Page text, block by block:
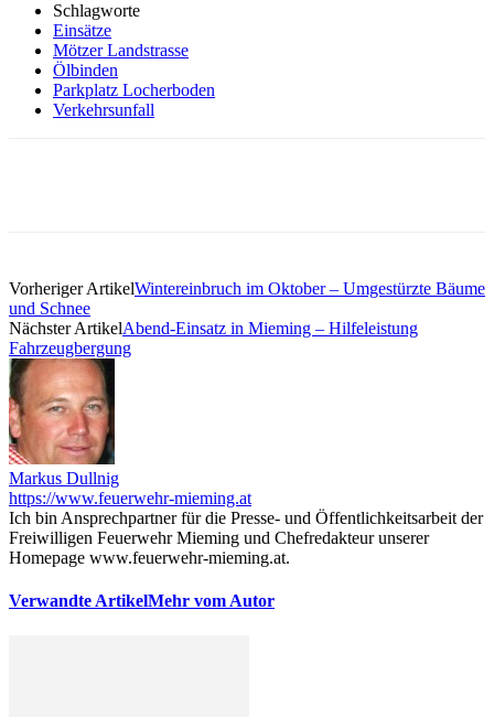
Schlagworte
Einsätze
Mötzer Landstrasse
Ölbinden
Parkplatz Locherboden
Verkehrsunfall
Vorheriger ArtikelWintereinbruch im Oktober – Umgestürzte Bäume
und Schnee
Nächster ArtikelAbend-Einsatz in Mieming – Hilfeleistung
Fahrzeugbergung
Markus Dullnig
https://www.feuerwehr-mieming.at
Ich bin Ansprechpartner für die Presse- und Öffentlichkeitsarbeit der
Freiwilligen Feuerwehr Mieming und Chefredakteur unserer
Homepage www.feuerwehr-mieming.at.
Verwandte ArtikelMehr vom Autor